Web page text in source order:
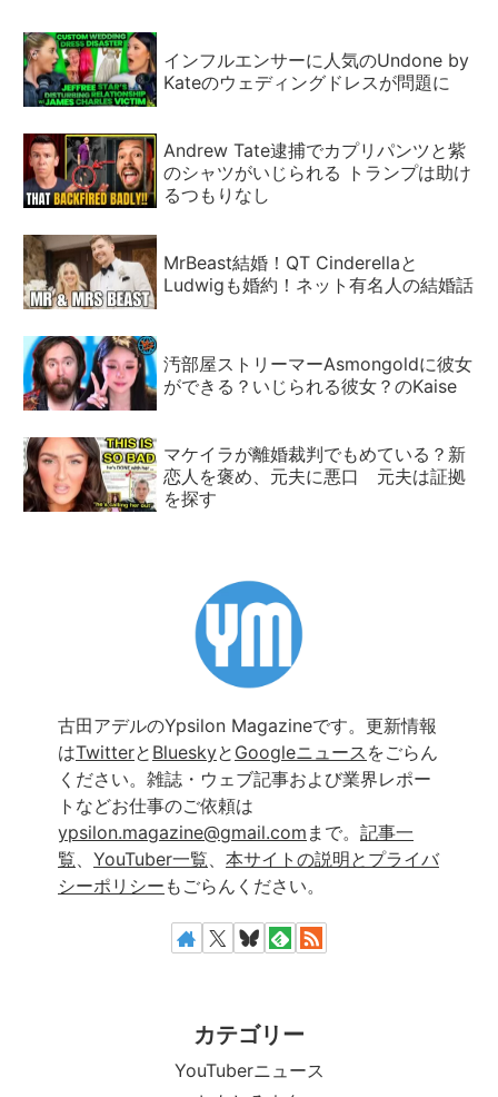
インフルエンサーに人気のUndone by
Kateのウェディングドレスが問題に
Andrew Tate逮捕でカプリパンツと紫
のシャツがいじられる トランプは助け
るつもりなし
MrBeast結婚！QT Cinderellaと
Ludwigも婚約！ネット有名人の結婚話
汚部屋ストリーマーAsmongoldに彼女
ができる？いじられる彼女？のKaise
マケイラが離婚裁判でもめている？新
恋人を褒め、元夫に悪口 元夫は証拠
を探す
古田アデルのYpsilon Magazineです。更新情報
はTwitterと Blueskyと Googleニュース をごらん
ください。雑誌・ウェブ記事および業界レポー
トなどお仕事のご依頼は
ypsilon.magazine@gmail.com まで。 記事一
覧、 YouTuber一覧、 本サイトの説明とプライバ
シーポリシー もごらんください。
カテゴリー
YouTuberニュース